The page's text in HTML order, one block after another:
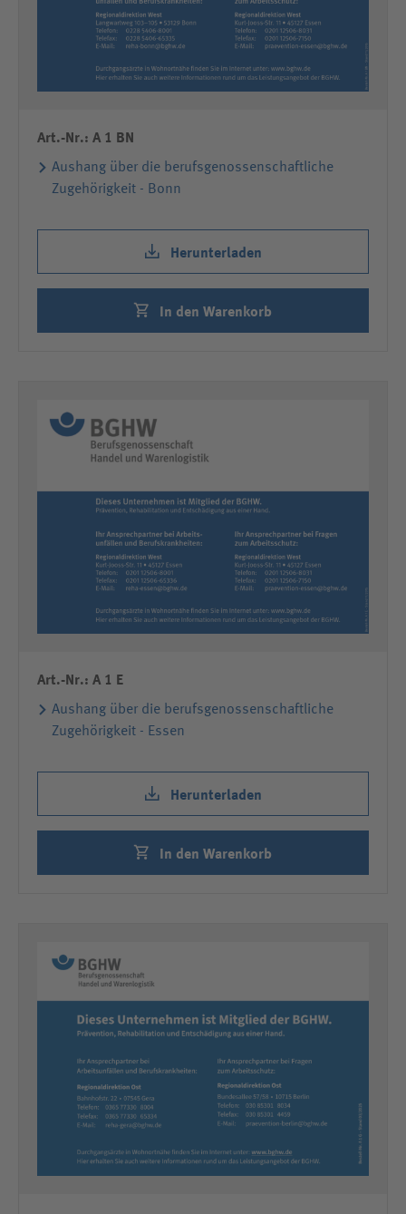
Art.-Nr.: A 1 BN
Aushang über die berufsgenossenschaftliche
Zugehörigkeit - Bonn
Herunterladen
In den Warenkorb
Art.-Nr.: A 1 E
Aushang über die berufsgenossenschaftliche
Zugehörigkeit - Essen
Herunterladen
In den Warenkorb